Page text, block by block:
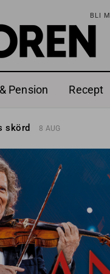
BLI
Pension Recept
skörd 8 AUG
äldre kan bli slag i
måste 65-årsgränsen
för rätt till
telefonförsäljning
ifrån äldres
skörd 8 AUG